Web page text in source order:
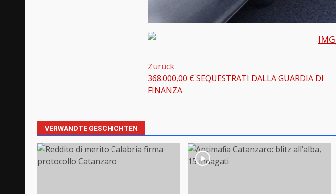
Beitragsnavigation
Zurück
368.000,00 € SEQUESTRATI DALLA GUARDIA DI
FINANZA
VERWANDTE GESCHICHTEN